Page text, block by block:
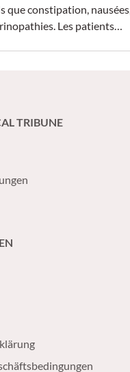
que constipation, nausées,
Les patients
TRIBUNE